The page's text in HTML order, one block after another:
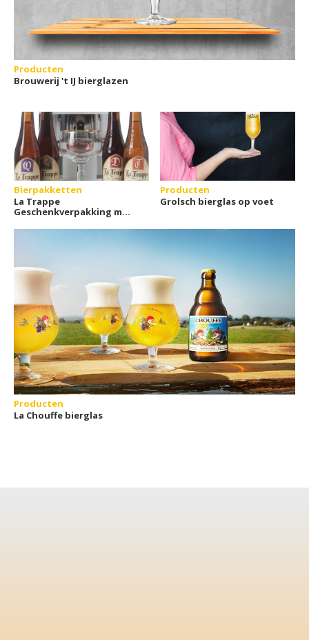
Producten
Brouwerij 't IJ bierglazen
Bierpakketten
La Trappe
Geschenkverpakking met
Producten
Grolsch bierglas op voet
Producten
La Chouffe bierglas